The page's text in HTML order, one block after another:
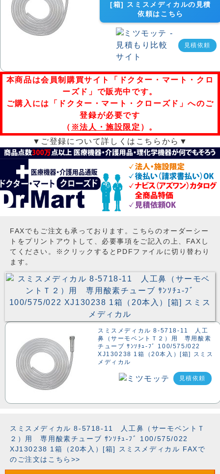
[箱] スミスメディカルの見積
依頼はこちら
見積依頼
本商品は会員制購買サイト「ドクター・マート・クロ
ーズド」で販売中です。
ご購入には「ドクター・マート・クローズド」へのご
登録が必要です
（ ※法人・施設限定 ）。
▼ご登録について詳しくはこちらから▼
FAXでもご注文も承っております。こちらのオーダーシー
トをプリントアウトして、必要事項をご記入の上、FAXし
てください。※クリックするとPDFファイルに切り替わり
ます。
スミスメディカル 8-5718-11 人工
鼻（サーモベントＴ２）用 専用酸素
チューブ ｻﾝｿﾁｭ-ﾌﾞ 100/575/022
XJ130238 1箱（20本入）[箱] スミス
メディカル
見積依頼
スミスメディカル 8-5718-11 人工鼻（サーモベントＴ
２）用 専用酸素チューブ ｻﾝｿﾁｭ-ﾌﾞ 100/575/022
XJ130238 1箱（20本入）[箱] スミスメディカル FAXで
のご注文はこちら>>